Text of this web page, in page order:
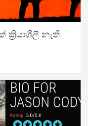
ක්‍රියාශීලී නැති